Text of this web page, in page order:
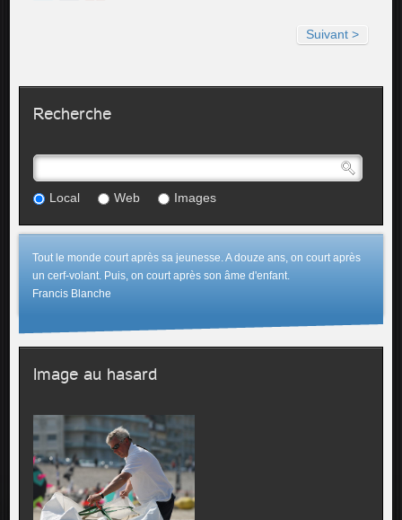
Suivant >
Recherche
Local Web Images
Tout le monde court après sa jeunesse. A douze ans, on court après
un cerf-volant. Puis, on court après son âme d'enfant.
Francis Blanche
Image au hasard